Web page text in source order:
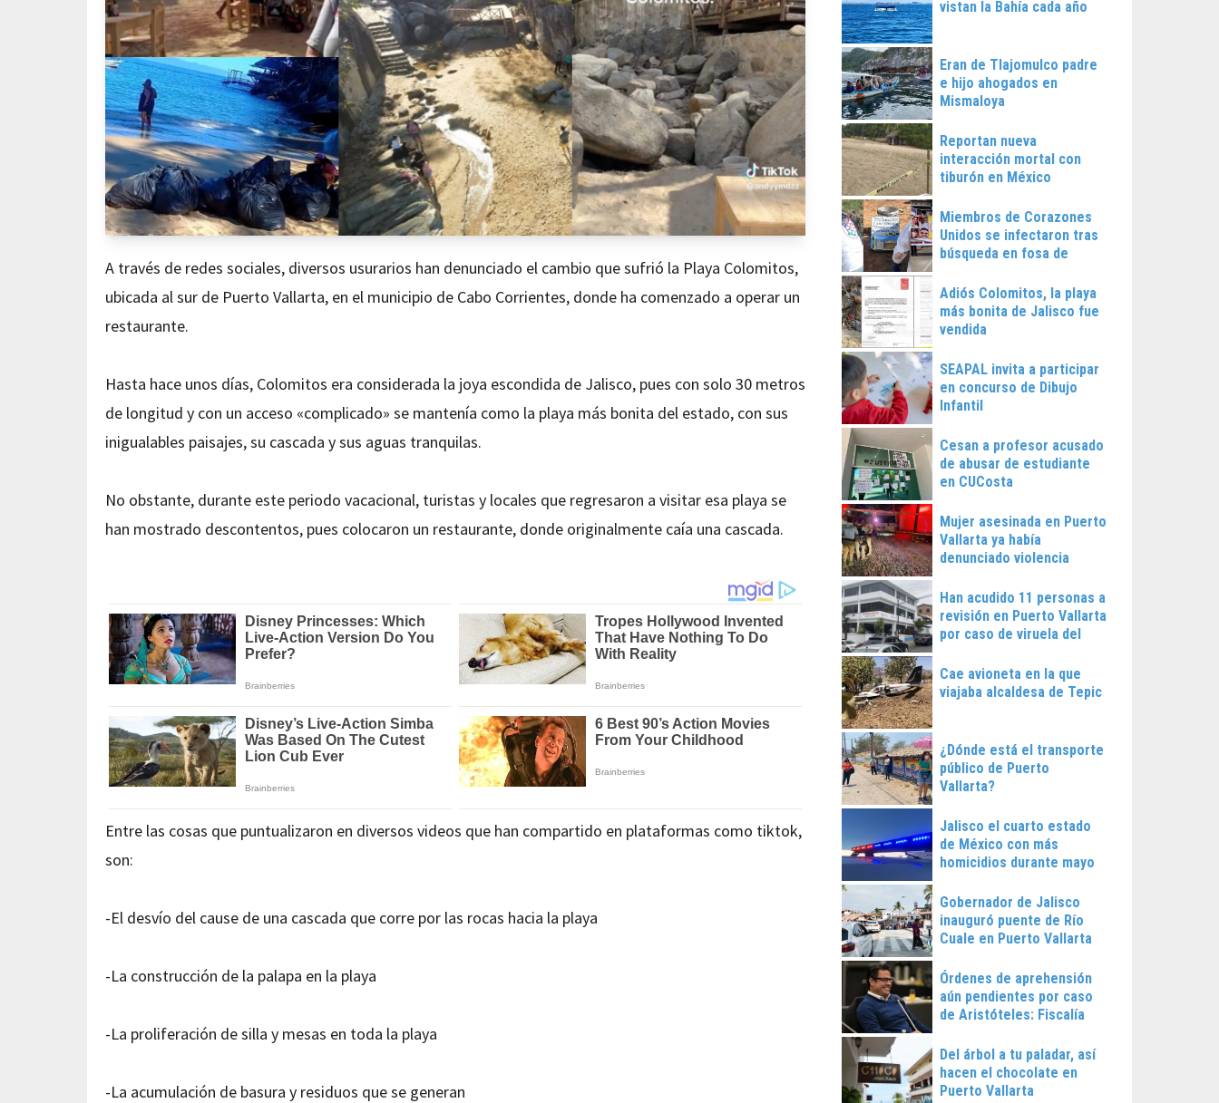
A través de redes sociales, diversos usurarios han denunciado el cambio que sufrió la Playa Colomitos,
ubicada al sur de Puerto Vallarta, en el municipio de Cabo Corrientes, donde ha comenzado a operar un
restaurante.
Hasta hace unos días, Colomitos era considerada la joya escondida de Jalisco, pues con solo 30 metros
de longitud y con un acceso «complicado» se mantenía como la playa más bonita del estado, con sus
inigualables paisajes, su cascada y sus aguas tranquilas.
No obstante, durante este periodo vacacional, turistas y locales que regresaron a visitar esa playa se
han mostrado descontentos, pues colocaron un restaurante, donde originalmente caía una cascada.
Entre las cosas que puntualizaron en diversos videos que han compartido en plataformas como tiktok,
son:
-El desvío del cause de una cascada que corre por las rocas hacia la playa
-La construcción de la palapa en la playa
-La proliferación de silla y mesas en toda la playa
-La acumulación de basura y residuos que se generan
vistan la Bahía cada año
Eran de Tlajomulco padre
e hijo ahogados en
Mismaloya
Reportan nueva
interacción mortal con
tiburón en México
Miembros de Corazones
Unidos se infectaron tras
búsqueda en fosa de
Adiós Colomitos, la playa
más bonita de Jalisco fue
vendida
SEAPAL invita a participar
en concurso de Dibujo
Infantil
Cesan a profesor acusado
de abusar de estudiante
en CUCosta
Mujer asesinada en Puerto
Vallarta ya había
denunciado violencia
Han acudido 11 personas a
revisión en Puerto Vallarta
por caso de viruela del
Cae avioneta en la que
viajaba alcaldesa de Tepic
¿Dónde está el transporte
público de Puerto
Vallarta?
Jalisco el cuarto estado
de México con más
homicidios durante mayo
Gobernador de Jalisco
inauguró puente de Río
Cuale en Puerto Vallarta
Órdenes de aprehensión
aún pendientes por caso
de Aristóteles: Fiscalía
Del árbol a tu paladar, así
hacen el chocolate en
Puerto Vallarta